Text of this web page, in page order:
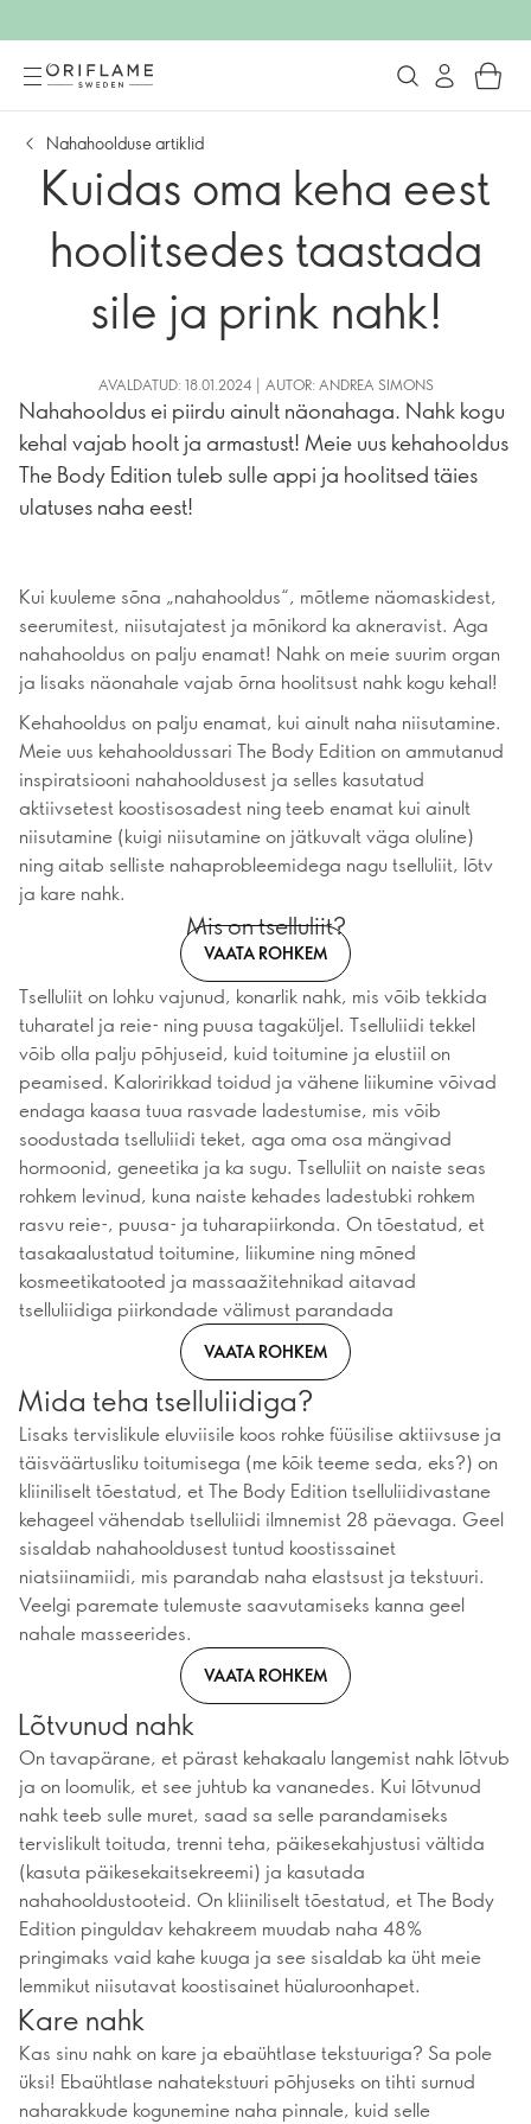
Nahahoolduse artiklid
Kuidas oma keha eest
hoolitsedes taastada
sile ja prink nahk!
AVALDATUD: 18.01.2024 | AUTOR: ANDREA SIMONS
Nahahooldus ei piirdu ainult näonahaga. Nahk kogu
kehal vajab hoolt ja armastust! Meie uus kehahooldus
The Body Edition tuleb sulle appi ja hoolitsed täies
ulatuses naha eest!
Kui kuuleme sõna „nahahooldus“, mõtleme näomaskidest,
seerumitest, niisutajatest ja mõnikord ka akneravist. Aga
nahahooldus on palju enamat! Nahk on meie suurim organ
ja lisaks näonahale vajab õrna hoolitsust nahk kogu kehal!
Kehahooldus on palju enamat, kui ainult naha niisutamine.
Meie uus kehahooldussari The Body Edition on ammutanud
inspiratsiooni nahahooldusest ja selles kasutatud
aktiivsetest koostisosadest ning teeb enamat kui ainult
niisutamine (kuigi niisutamine on jätkuvalt väga oluline)
ning aitab selliste nahaprobleemidega nagu tselluliit, lõtv
ja kare nahk.
Mis on tselluliit?
VAATA ROHKEM
Tselluliit on lohku vajunud, konarlik nahk, mis võib tekkida
tuharatel ja reie- ning puusa tagaküljel. Tselluliidi tekkel
võib olla palju põhjuseid, kuid toitumine ja elustiil on
peamised. Kaloririkkad toidud ja vähene liikumine võivad
endaga kaasa tuua rasvade ladestumise, mis võib
soodustada tselluliidi teket, aga oma osa mängivad
hormoonid, geneetika ja ka sugu. Tselluliit on naiste seas
rohkem levinud, kuna naiste kehades ladestubki rohkem
rasvu reie-, puusa- ja tuharapiirkonda. On tõestatud, et
tasakaalustatud toitumine, liikumine ning mõned
kosmeetikatooted ja massaažitehnikad aitavad
tselluliidiga piirkondade välimust parandada
VAATA ROHKEM
Mida teha tselluliidiga?
Lisaks tervislikule eluviisile koos rohke füüsilise aktiivsuse ja
täisväärtusliku toitumisega (me kõik teeme seda, eks?) on
kliiniliselt tõestatud, et The Body Edition tselluliidivastane
kehageel vähendab tselluliidi ilmnemist 28 päevaga. Geel
sisaldab nahahooldusest tuntud koostissainet
niatsiinamiidi, mis parandab naha elastsust ja tekstuuri.
Veelgi paremate tulemuste saavutamiseks kanna geel
nahale masseerides.
VAATA ROHKEM
Lõtvunud nahk
On tavapärane, et pärast kehakaalu langemist nahk lõtvub
ja on loomulik, et see juhtub ka vananedes. Kui lõtvunud
nahk teeb sulle muret, saad sa selle parandamiseks
tervislikult toituda, trenni teha, päikesekahjustusi vältida
(kasuta päikesekaitsekreemi) ja kasutada
nahahooldustooteid. On kliiniliselt tõestatud, et The Body
Edition pinguldav kehakreem muudab naha 48%
pringimaks vaid kahe kuuga ja see sisaldab ka üht meie
lemmikut niisutavat koostisainet hüaluroonhapet.
Kare nahk
Kas sinu nahk on kare ja ebaühtlase tekstuuriga? Sa pole
üksi! Ebaühtlase nahatekstuuri põhjuseks on tihti surnud
naharakkude kogunemine naha pinnale, kuid selle